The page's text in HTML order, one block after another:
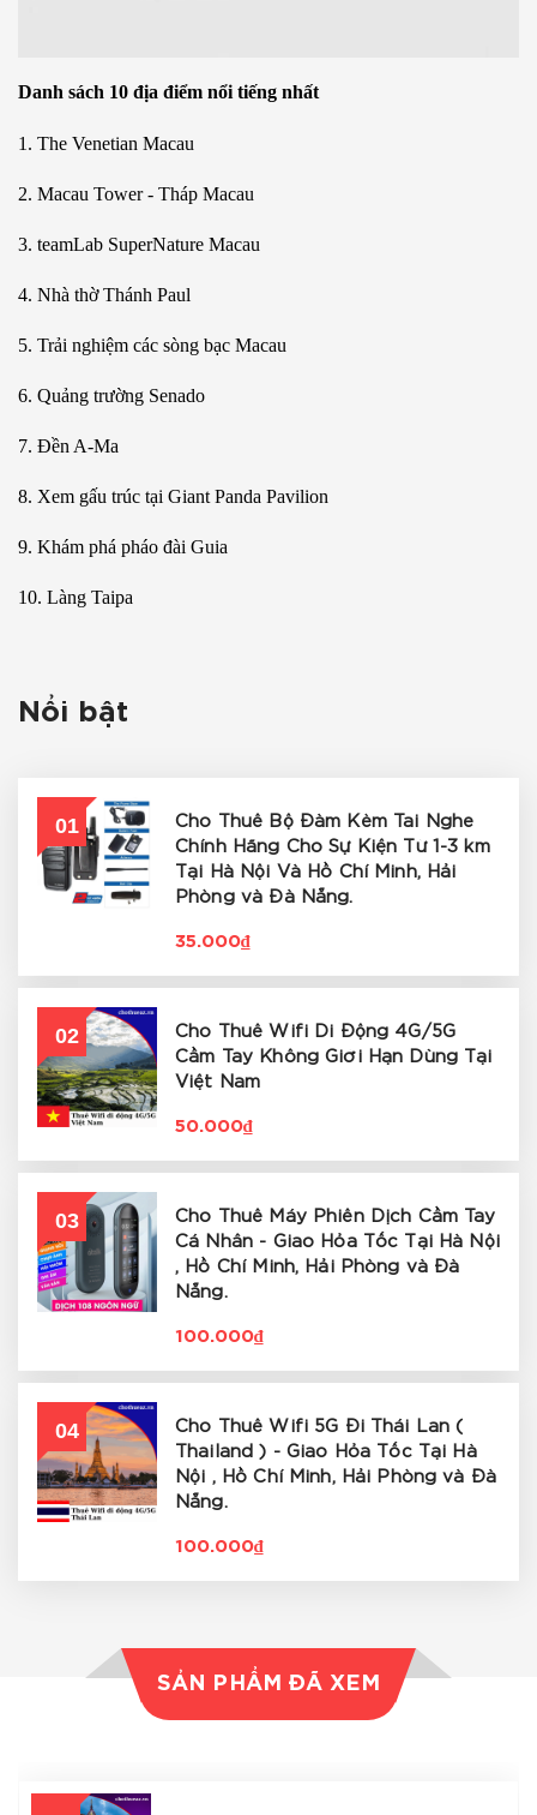
Danh sách 10 địa điểm nổi tiếng nhất
1. The Venetian Macau
2. Macau Tower - Tháp Macau
3. teamLab SuperNature Macau
4. Nhà thờ Thánh Paul
5. Trải nghiệm các sòng bạc Macau
6. Quảng trường Senado
7. Đền A-Ma
8. Xem gấu trúc tại Giant Panda Pavilion
9. Khám phá pháo đài Guia
10. Làng Taipa
Nổi bật
01
Cho Thuê Bộ Đàm Kèm Tai Nghe
Chính Hãng Cho Sự Kiện Từ 1-3 km
Tại Hà Nội Và Hồ Chí Minh, Hải
Phòng và Đà Nẵng.
35.000₫
02
Cho Thuê Wifi Di Động 4G/5G
Cầm Tay Không Giới Hạn Dùng Tại
Việt Nam
50.000₫
03
Cho Thuê Máy Phiên Dịch Cầm Tay
Cá Nhân - Giao Hỏa Tốc Tại Hà Nội
, Hồ Chí Minh, Hải Phòng và Đà
Nẵng.
100.000₫
04
Cho Thuê Wifi 5G Đi Thái Lan (
Thailand ) - Giao Hỏa Tốc Tại Hà
Nội , Hồ Chí Minh, Hải Phòng và Đà
Nẵng.
100.000₫
SẢN PHẨM ĐÃ XEM